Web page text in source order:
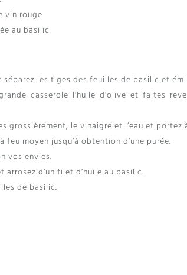
vin rouge
au basilic
séparez les tiges des feuilles de basilic et
casserole l’huile d’olive et faites
grossièrement, le vinaigre et l’eau et portez
feu moyen jusqu’à obtention d’une purée.
vos envies.
arrosez d’un filet d’huile au basilic.
de basilic.